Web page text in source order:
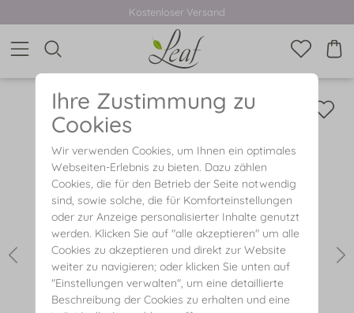
Kostenloser Versand
Ihre Zustimmung zu
Cookies
Wir verwenden Cookies, um Ihnen ein optimales
Webseiten-Erlebnis zu bieten. Dazu zählen
Cookies, die für den Betrieb der Seite notwendig
sind, sowie solche, die für Komforteinstellungen
oder zur Anzeige personalisierter Inhalte genutzt
werden. Klicken Sie auf "alle akzeptieren" um alle
Cookies zu akzeptieren und direkt zur Website
weiter zu navigieren; oder klicken Sie unten auf
"Einstellungen verwalten", um eine detaillierte
Beschreibung der Cookies zu erhalten und eine